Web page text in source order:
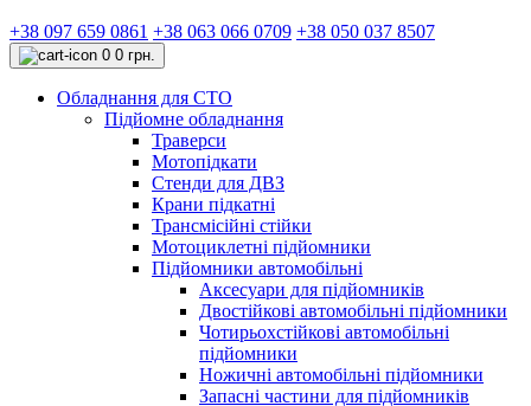
+38 097 659 0861 +38 063 066 0709 +38 050 037 8507
0 0 грн.
Обладнання для СТО
Підйомне обладнання
Траверси
Мотопідкати
Стенди для ДВЗ
Крани підкатні
Трансмісійні стійки
Мотоциклетні підйомники
Підйомники автомобільні
Аксесуари для підйомників
Двостійкові автомобільні підйомники
Чотирьохстійкові автомобільні
підйомники
Ножичні автомобільні підйомники
Запасні частини для підйомників